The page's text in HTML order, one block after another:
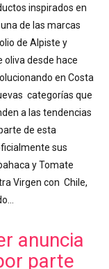
inspirados en
de las marcas
de Alpiste y
desde hace
en Costa
categorías que
a las tendencias
de esta
sus
y Tomate
Virgen con Chile,
anuncia
parte